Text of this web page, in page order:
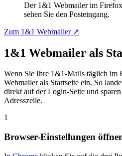
Der 1&1 Webmailer im
sehen Sie den Posteingang.
Zum 1&1 Webmailer ↗
1&1 Webmailer als
Wenn Sie Ihre 1&1-Mails täglich im
Webmailer als Startseite ein. So
direkt auf der Login-Seite und
Adresszeile.
1
Browser-Einstellungen